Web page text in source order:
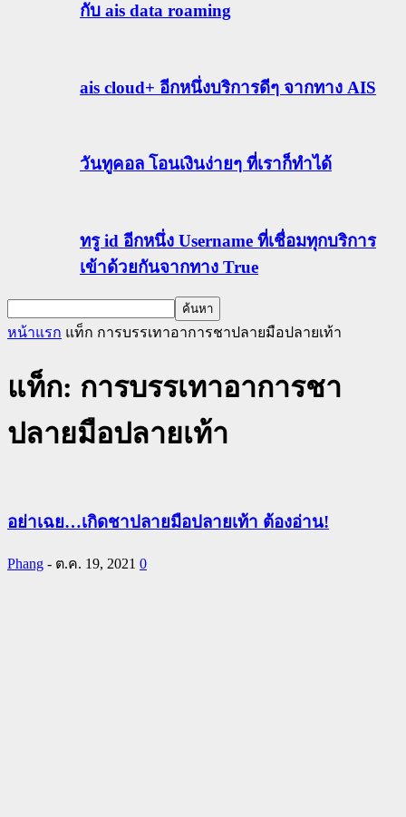
กับ ais data roaming
ais cloud+ อีกหนึ่งบริการดีๆ จากทาง AIS
วันทูคอล โอนเงินง่ายๆ ที่เราก็ทำได้
ทรู id อีกหนึ่ง Username ที่เชื่อมทุกบริการ
เข้าด้วยกันจากทาง True
หน้าแรก แท็ก การบรรเทาอาการชาปลายมือปลายเท้า
แท็ก: การบรรเทาอาการชา
ปลายมือปลายเท้า
อย่าเฉย…เกิดชาปลายมือปลายเท้า ต้องอ่าน!
Phang - ต.ค. 19, 2021 0